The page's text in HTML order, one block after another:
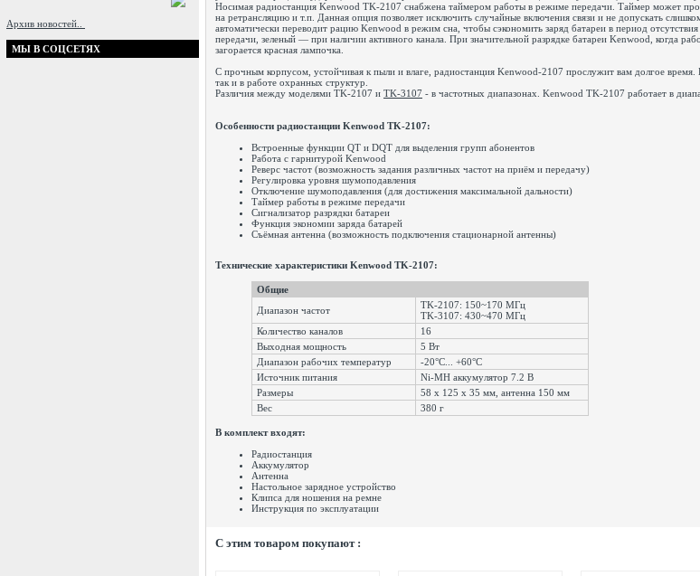
Архив новостей..
МЫ В СОЦСЕТЯХ
Носимая радиостанция Kenwood TK-2107 снабжена таймером работы в режиме передачи. Таймер может
на ретрансляцию и т.п. Данная опция позволяет исключить случайные включения связи и не допускать
автоматически переводит рацию Kenwood в режим сна, чтобы сэкономить заряд батареи в период
передачи, зеленый — при наличии активного канала. При значительной разрядке батареи Kenwood, когда
загорается красная лампочка.
С прочным корпусом, устойчивая к пыли и влаге, радиостанция Kenwood-2107 прослужит вам долгое
так и в работе охранных структур.
Различия между моделями TK-2107 и TK-3107 - в частотных диапазонах. Kenwood TK-2107 работает в
Особенности радиостанции Kenwood TK-2107:
Встроенные функции QT и DQT для выделения групп абонентов
Работа с гарнитурой Kenwood
Реверс частот (возможность задания различных частот на приём и передачу)
Регулировка уровня шумоподавления
Отключение шумоподавления (для достижения максимальной дальности)
Таймер работы в режиме передачи
Сигнализатор разрядки батареи
Функция экономии заряда батарей
Съёмная антенна (возможность подключения стационарной антенны)
Технические характеристики Kenwood TK-2107:
Общие
Диапазон частот
TK-2107: 150~170 МГц
TK-3107: 430~470 МГц
Количество каналов
16
Выходная мощность
5 Вт
Диапазон рабочих температур
-20°С... +60°С
Источник питания
Ni-MH аккумулятор 7.2 В
Размеры
58 x 125 x 35 мм, антенна 150 мм
Вес
380 г
В комплект входят:
Радиостанция
Аккумулятор
Антенна
Настольное зарядное устройство
Клипса для ношения на ремне
Инструкция по эксплуатации
C этим товаром покупают :